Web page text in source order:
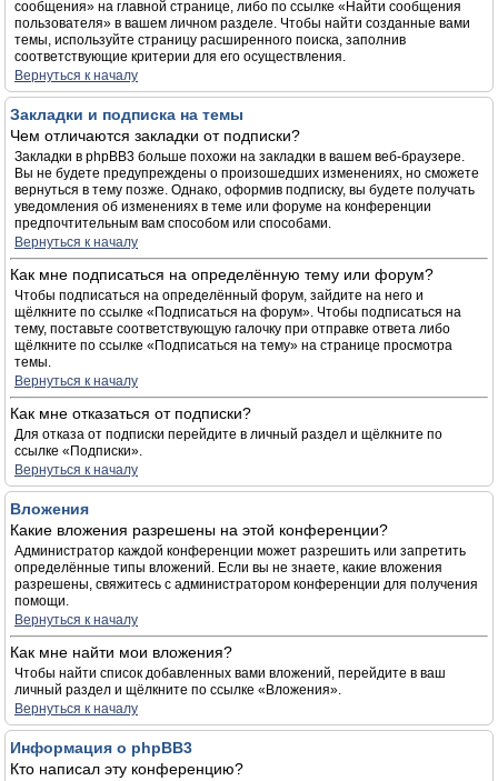
сообщения» на главной странице, либо по ссылке «Найти сообщения
пользователя» в вашем личном разделе. Чтобы найти созданные вами
темы, используйте страницу расширенного поиска, заполнив
соответствующие критерии для его осуществления.
Вернуться к началу
Закладки и подписка на темы
Чем отличаются закладки от подписки?
Закладки в phpBB3 больше похожи на закладки в вашем веб-браузере.
Вы не будете предупреждены о произошедших изменениях, но сможете
вернуться в тему позже. Однако, оформив подписку, вы будете получать
уведомления об изменениях в теме или форуме на конференции
предпочтительным вам способом или способами.
Вернуться к началу
Как мне подписаться на определённую тему или форум?
Чтобы подписаться на определённый форум, зайдите на него и
щёлкните по ссылке «Подписаться на форум». Чтобы подписаться на
тему, поставьте соответствующую галочку при отправке ответа либо
щёлкните по ссылке «Подписаться на тему» на странице просмотра
темы.
Вернуться к началу
Как мне отказаться от подписки?
Для отказа от подписки перейдите в личный раздел и щёлкните по
ссылке «Подписки».
Вернуться к началу
Вложения
Какие вложения разрешены на этой конференции?
Администратор каждой конференции может разрешить или запретить
определённые типы вложений. Если вы не знаете, какие вложения
разрешены, свяжитесь с администратором конференции для получения
помощи.
Вернуться к началу
Как мне найти мои вложения?
Чтобы найти список добавленных вами вложений, перейдите в ваш
личный раздел и щёлкните по ссылке «Вложения».
Вернуться к началу
Информация о phpBB3
Кто написал эту конференцию?